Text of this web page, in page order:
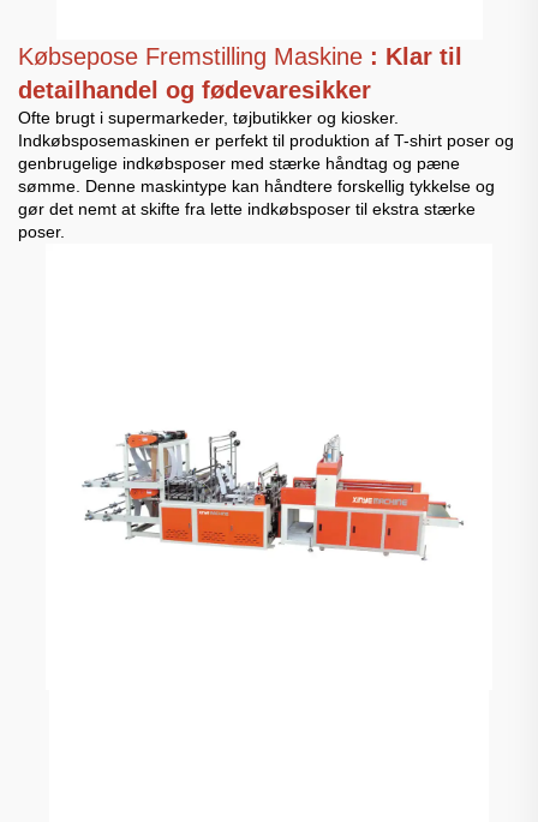
Købsepose Fremstilling Maskine : Klar til
detailhandel og fødevaresikker
Ofte brugt i supermarkeder, tøjbutikker og kiosker.
Indkøbsposemaskinen er perfekt til produktion af T-shirt poser og
genbrugelige indkøbsposer med stærke håndtag og pæne
sømme. Denne maskintype kan håndtere forskellig tykkelse og
gør det nemt at skifte fra lette indkøbsposer til ekstra stærke
poser.